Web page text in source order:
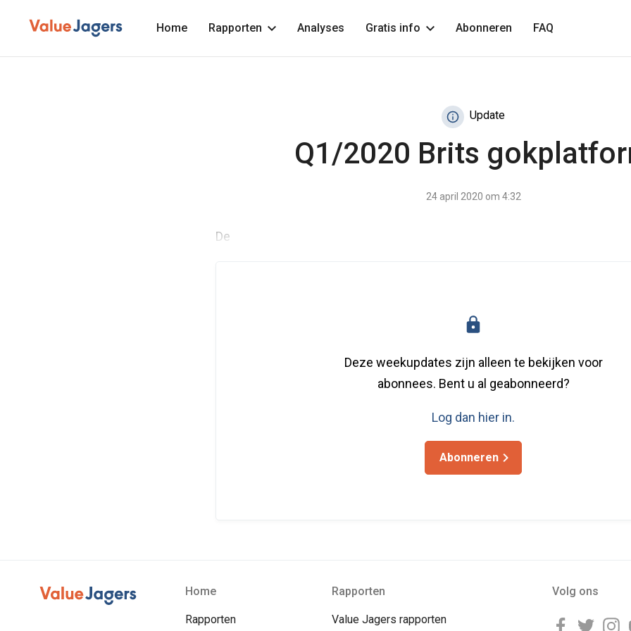
Home Rapporten Analyses Gratis info Abonneren FAQ
Update
Q1/2020 Brits
24 april 2020 om 4:32
De
Deze weekupdates zijn alleen te bekijken voor
abonnees. Bent u al geabonneerd?
Log dan hier in.
Abonneren
Home
Rapporten
Rapporten
Value Jagers rapporten
Volg ons